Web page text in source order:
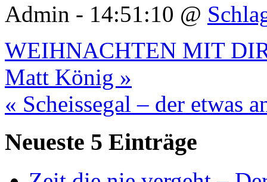
Admin - 14:51:10 @
WEIHNACHTEN MIT
Matt König »
« Scheissegal – der etwas
Neueste 5 Einträge